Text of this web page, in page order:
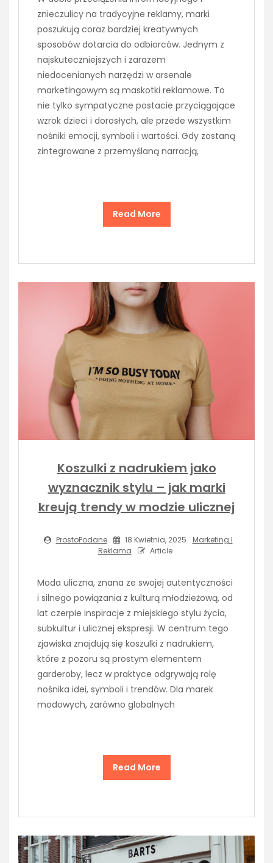
znieczulicy na tradycyjne reklamy, marki
poszukują coraz bardziej kreatywnych
sposobów dotarcia do odbiorców. Jednym z
najskuteczniejszych i zarazem
niedocenianych narzędzi w arsenale
marketingowym są maskotki reklamowe. To
nie tylko sympatyczne postacie przyciągające
wzrok dzieci i dorosłych, ale przede wszystkim
nośniki emocji, symboli i wartości. Gdy zostaną
zintegrowane z przemyślaną narracją,
Read More
Koszulki z nadrukiem jako
wyznacznik stylu – jak marki
kreują trendy w modzie ulicznej
ProstoPodane 18 Kwietnia, 2025
Marketing I
Reklama
Article
Moda uliczna, znana ze swojej autentyczności
i silnego powiązania z kulturą młodzieżową, od
lat czerpie inspiracje z miejskiego stylu życia,
subkultur i ulicznej ekspresji. W centrum tego
zjawiska znajdują się koszulki z nadrukiem,
które z pozoru są prostym elementem
garderoby, lecz w praktyce odgrywają rolę
nośnika idei, symboli i trendów. Dla marek
modowych, zarówno globalnych
Read More